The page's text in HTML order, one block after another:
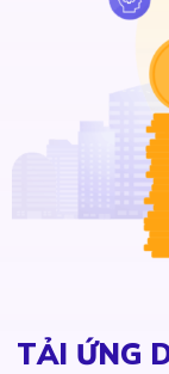
TẢI ỨNG